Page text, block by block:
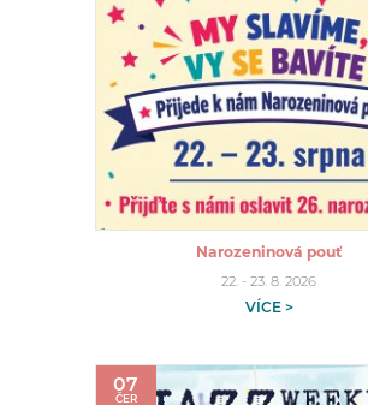
Narozeninová pouť
22. - 23. 8. 2026
VÍCE >
07
ČER